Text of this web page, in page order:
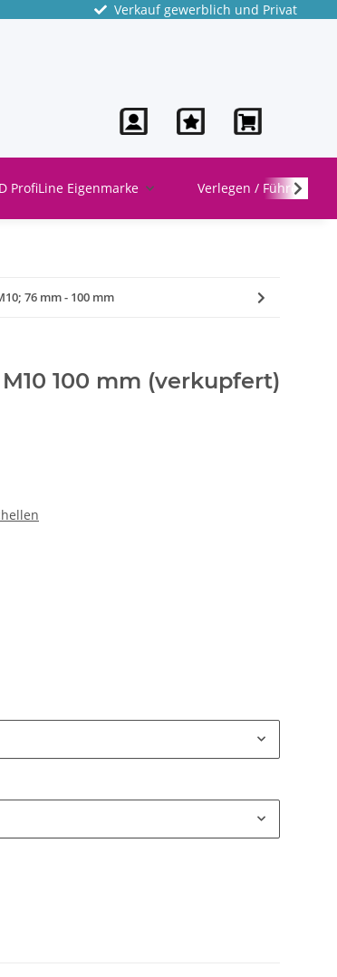
Verkauf gewerblich und Privat
ProfiLine Eigenmarke Verlegen / Führen
76 mm - 100 mm
100 mm (verkupfert)